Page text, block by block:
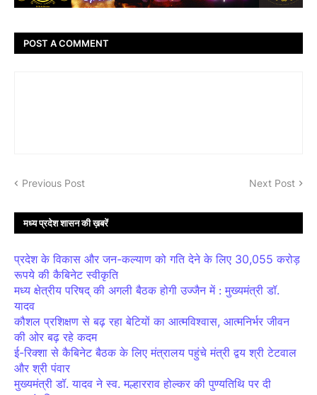
POST A COMMENT
Previous Post Next Post
मध्य प्रदेश शासन की ख़बरें
प्रदेश के विकास और जन-कल्याण को गति देने के लिए 30,055 करोड़
रूपये की कैबिनेट स्वीकृति
मध्य क्षेत्रीय परिषद् की अगली बैठक होगी उज्जैन में : मुख्यमंत्री डॉ.
यादव
कौशल प्रशिक्षण से बढ़ रहा बेटियों का आत्मविश्वास, आत्मनिर्भर जीवन
की ओर बढ़ रहे कदम
ई-रिक्शा से कैबिनेट बैठक के लिए मंत्रालय पहुंचे मंत्री द्वय श्री टेटवाल
और श्री पंवार
मुख्यमंत्री डॉ. यादव ने स्व. मल्हारराव होल्कर की पुण्यतिथि पर दी